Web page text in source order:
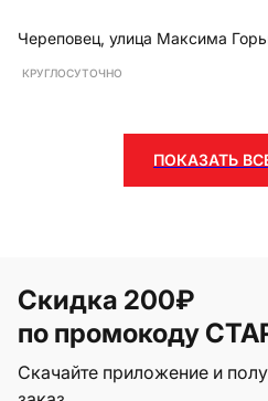
Череповец, улица Максима
КРУГЛОСУТОЧНО
ПОКАЗАТЬ
Скидка 200₽
по промокоду
Скачайте приложение и